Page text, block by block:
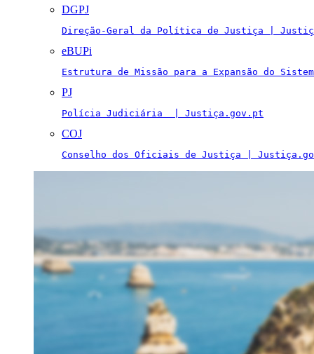
DGPJ
Direção-Geral da Política de Justiça |
eBUPi
Estrutura de Missão para a Expansão do
PJ
Polícia Judiciária  | Justiça.gov.pt
COJ
Conselho dos Oficiais de Justiça |